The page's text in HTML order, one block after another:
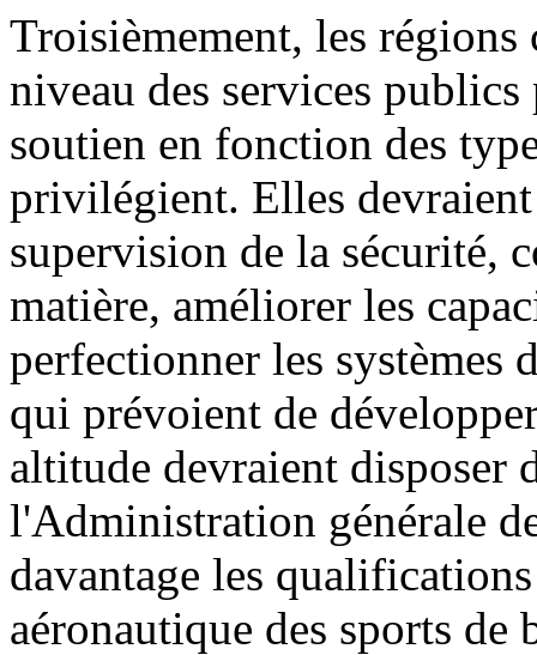
Troisièmement, les régions
niveau des services
soutien en fonction des
privilégient. Elles
supervision de la sécurité,
matière, améliorer les
perfectionner les systèmes
qui prévoient de
altitude devraient disposer
l'Administration générale
davantage les
aéronautique des sports de